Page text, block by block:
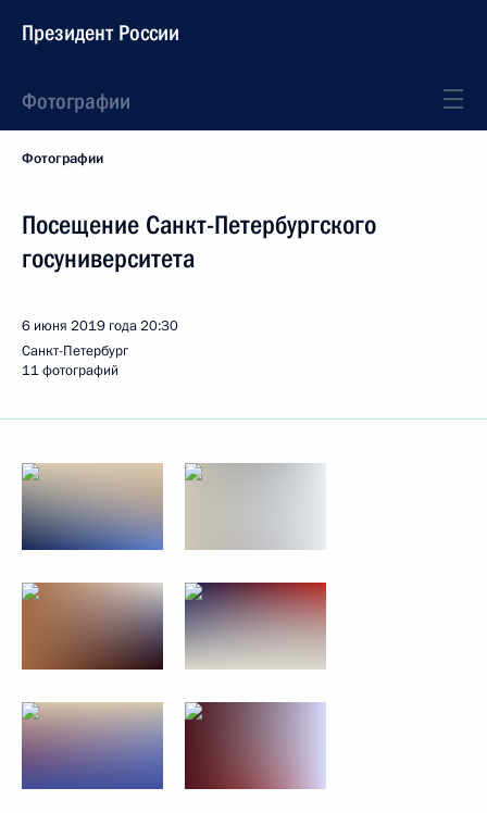
Президент России
Фотографии
Фотографии
Посещение Санкт-Петербургского
госуниверситета
6 июня 2019 года20:30
Санкт-Петербург
11 фотографий